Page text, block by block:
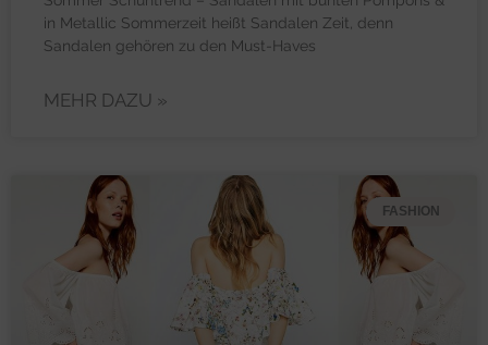
in Metallic Sommerzeit heißt Sandalen Zeit, denn
Sandalen gehören zu den Must-Haves
MEHR DAZU »
FASHION